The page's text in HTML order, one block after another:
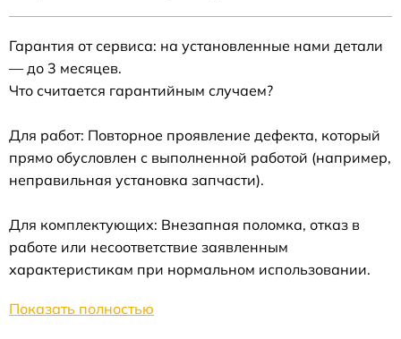
Гарантия от сервиса: на установленные нами детали
— до 3 месяцев.
Что считается гарантийным случаем?
Для работ: Повторное проявление дефекта, который
прямо обусловлен с выполненной работой (например,
неправильная установка запчасти).
Для комплектующих: Внезапная поломка, отказ в
работе или несоответствие заявленным
характеристикам при нормальном использовании.
Показать полностью